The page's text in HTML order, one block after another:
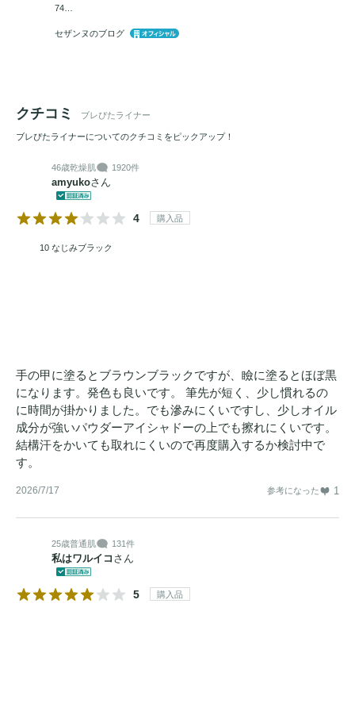
74…
セザンヌのブログ
クチコミ ブレぴたライナー
ブレぴたライナーについてのクチコミをピックアップ！
46歳乾燥肌 1920件
amyukoさん
4 購入品
10 なじみブラック
手の甲に塗るとブラウンブラックですが、瞼に塗るとほぼ黒
になります。発色も良いです。 筆先が短く、少し慣れるの
に時間が掛かりました。でも滲みにくいですし、少しオイル
成分が強いパウダーアイシャドーの上でも擦れにくいです。
結構汗をかいても取れにくいので再度購入するか検討中で
す。
2026/7/17 参考になった 1
25歳普通肌 131件
私はワルイコ さん
5 購入品